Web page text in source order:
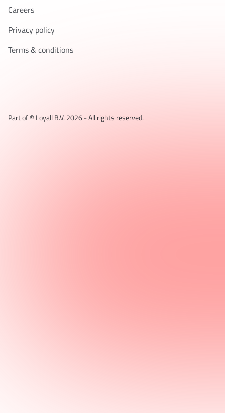
Careers
Privacy policy
Terms & conditions
Part of © Loyall B.V. 2026 - All rights reserved.